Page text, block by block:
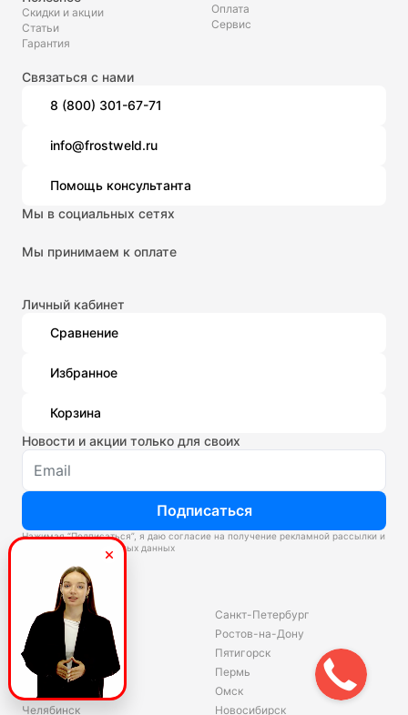
Скидки и акции
Статьи
Гарантия
Оплата
Сервис
Связаться с нами
8 (800) 301-67-71
info@frostweld.ru
Помощь консультанта
Мы в социальных сетях
Мы принимаем к оплате
Личный кабинет
Сравнение
Избранное
Корзина
Новости и акции только для своих
Подписаться
Нажимая “Подписаться”, я даю согласие на получение рекламной рассылки и
обработку персональных данных
Склады
Владивосток
Екатеринбург
Красноярск
Волгоград
Челябинск
Санкт-Петербург
Ростов-на-Дону
Пятигорск
Пермь
Омск
Новосибирск